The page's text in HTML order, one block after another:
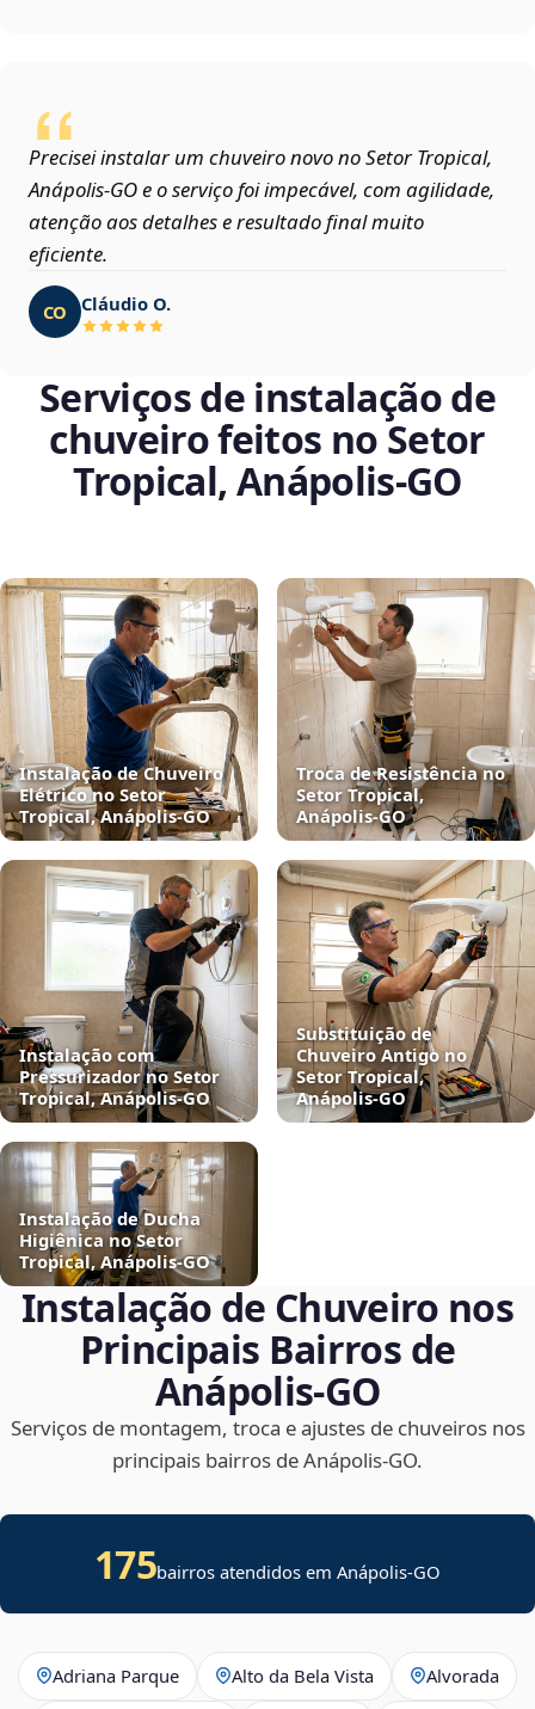
Precisei instalar um chuveiro novo no Setor Tropical,
Anápolis‑GO e o serviço foi impecável, com agilidade,
atenção aos detalhes e resultado final muito
eficiente.
CO Cláudio O.
Serviços de instalação de
chuveiro feitos no Setor
Tropical, Anápolis‑GO
Instalação de Chuveiro
Elétrico no Setor
Tropical, Anápolis‑GO
Troca de Resistência no
Setor Tropical,
Anápolis‑GO
Instalação com
Pressurizador no Setor
Tropical, Anápolis‑GO
Substituição de
Chuveiro Antigo no
Setor Tropical,
Anápolis‑GO
Instalação de Ducha
Higiênica no Setor
Tropical, Anápolis‑GO
Instalação de Chuveiro nos
Principais Bairros de
Anápolis‑GO
Serviços de montagem, troca e ajustes de chuveiros nos
principais bairros de Anápolis‑GO.
175bairros atendidos em Anápolis-GO
Adriana Parque Alto da Bela Vista Alvorada